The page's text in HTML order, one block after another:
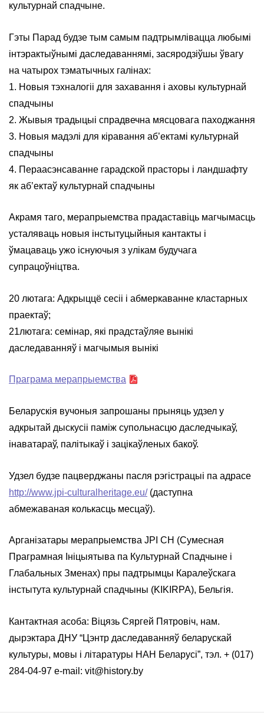
культурнай спадчыне.
Гэты Парад будзе тым самым падтрымлівацца любымі
інтэрактыўнымі даследаваннямі, засяродзіўшы ўвагу
на чатырох тэматычных галінах:
1. Новыя тэхналогіі для захавання і аховы культурнай
спадчыны
2. Жывыя традыцыі спрадвечна мясцовага паходжання
3. Новыя мадэлі для кіравання аб’ектамі культурнай
спадчыны
4. Пераасэнсаванне гарадской прасторы і ландшафту
як аб’ектаў культурнай спадчыны
Акрамя таго, мерапрыемства прадаставіць магчымасць
усталяваць новыя інстытуцыйныя кантакты і
ўмацаваць ужо існуючыя з улікам будучага
супрацоўніцтва.
20 лютага: Адкрыццё сесіі і абмеркаванне кластарных
праектаў;
21лютага: семінар, які прадстаўляе вынікі
даследаванняў і магчымыя вынікі
Праграма мерапрыемства
Беларускія вучоныя запрошаны прыняць удзел у
адкрытай дыскусіі паміж супольнасцю даследчыкаў,
інаватараў, палітыкаў і зацікаўленых бакоў.
Удзел будзе пацверджаны пасля рэгістрацыі па адрасе
http://www.jpi-culturalheritage.eu/(даступна
абмежаваная колькасць месцаў).
Арганізатары мерапрыемства JPI CH (Сумесная
Праграмная Ініцыятыва па Культурнай Спадчыне і
Глабальных Зменах) пры падтрымцы Каралеўскага
інстытута культурнай спадчыны (KIKIRPA), Бельгія.
Кантактная асоба: Віцязь Сяргей Пятровіч, нам.
дырэктара ДНУ “Цэнтр даследаванняў беларускай
культуры, мовы і літаратуры НАН Беларусі”, тэл. + (017)
284-04-97 e-mail: vit@history.by